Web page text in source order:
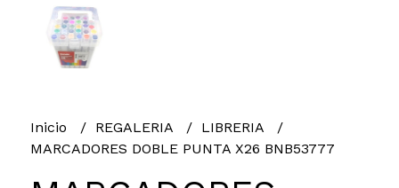
Inicio REGALERIA
LIBRERIA
MARCADORES DOBLE PUNTA X26 BNB53777